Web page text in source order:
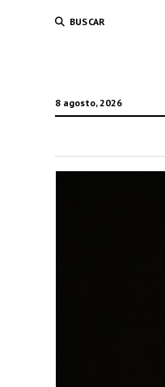
BUSCAR
8 agosto, 2026